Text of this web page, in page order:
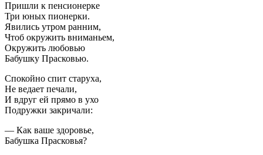
Пришли к пенсионерке
Три юных пионерки.
Явились утром ранним,
Чтоб окружить вниманьем,
Окружить любовью
Бабушку Прасковью.
Спокойно спит старуха,
Не ведает печали,
И вдруг ей прямо в ухо
Подружки закричали:
— Как ваше здоровье,
Бабушка Прасковья?